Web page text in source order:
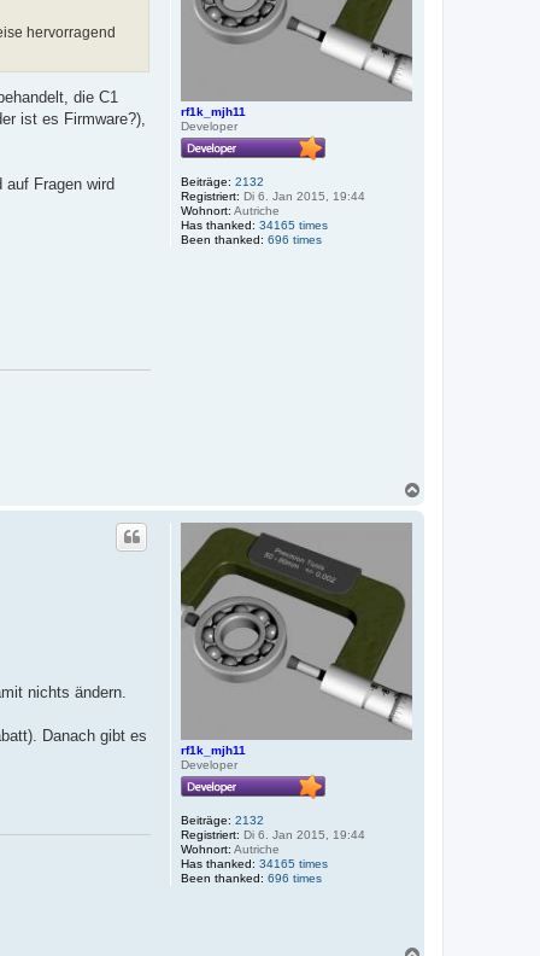
rf1k_mjh11
Developer
Beiträge: 2132
Registriert: Di 6. Jan 2015, 19:44
Wohnort: Autriche
Has thanked: 34165 times
Been thanked: 696 times
hervorragend
die C1
ist es Firmware?),
auf Fragen wird
rf1k_mjh11
Developer
Beiträge: 2132
Registriert: Di 6. Jan 2015, 19:44
Wohnort: Autriche
Has thanked: 34165 times
Been thanked: 696 times
nichts ändern.
Danach gibt es